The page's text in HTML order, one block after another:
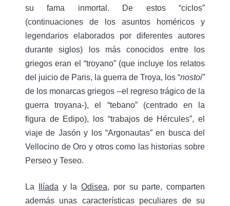
su fama inmortal. De estos “ciclos”
(continuaciones de los asuntos homéricos y
legendarios elaborados por diferentes autores
durante siglos) los más conocidos entre los
griegos eran el “troyano” (que incluye los relatos
del juicio de Paris, la guerra de Troya, los “nostoi”
de los monarcas griegos –el regreso trágico de la
guerra troyana-), el “tebano” (centrado en la
figura de Edipo), los “trabajos de Hércules”, el
viaje de Jasón y los “Argonautas” en busca del
Vellocino de Oro y otros como las historias sobre
Perseo y Teseo.
La Ilíada y la Odisea, por su parte, comparten
además unas características peculiares de su